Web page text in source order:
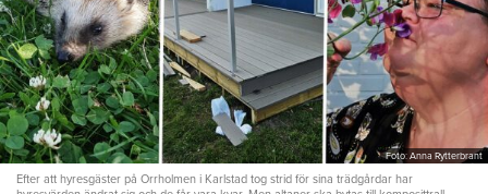
Foto: Anna Rytterbrant
Efter att hyresgäster på Orrholmen i Karlstad tog strid för sina trädgårdar har